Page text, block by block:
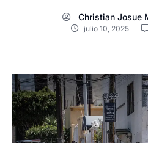
Christian Josue
julio 10, 2025